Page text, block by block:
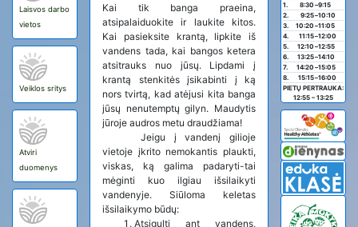
Laisvos darbo
vietos
Veiklos sritys
Atviri
duomenys
Kai tik banga praeina,
atsipalaiduokite ir laukite kitos.
Kai pasieksite krantą, lipkite iš
vandens tada, kai bangos ketera
atsitrauks nuo jūsų. Lipdami į
krantą stenkitės įsikabinti į ką
nors tvirtą, kad atėjusi kita banga
jūsų nenutemptų gilyn. Maudytis
jūroje audros metu draudžiama!
Jeigu į vandenį gilioje
vietoje įkrito nemokantis plaukti,
viskas, ką galima padaryti-tai
mėginti kuo ilgiau išsilaikyti
vandenyje. Siūloma keletas
išsilaikymo būdų:
Atsigulti ant vandens,
1. 8:30 –9:15
2.
9:25–10:10
3.
10:20 –11:05
4.
11:15–12:00
5.
12:10 –12:55
6.
13:25–14:10
7.
14:20 –15:05
8.
15:15–16:00
PIETŲ PERTRAUKA:
12:55 – 13:25